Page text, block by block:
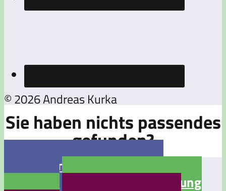
© 2026 Andreas Kurka
Sie haben nichts passendes
gefunden?
Jetzt eine Stellenanzeige
Jetzt eine Bewerbung